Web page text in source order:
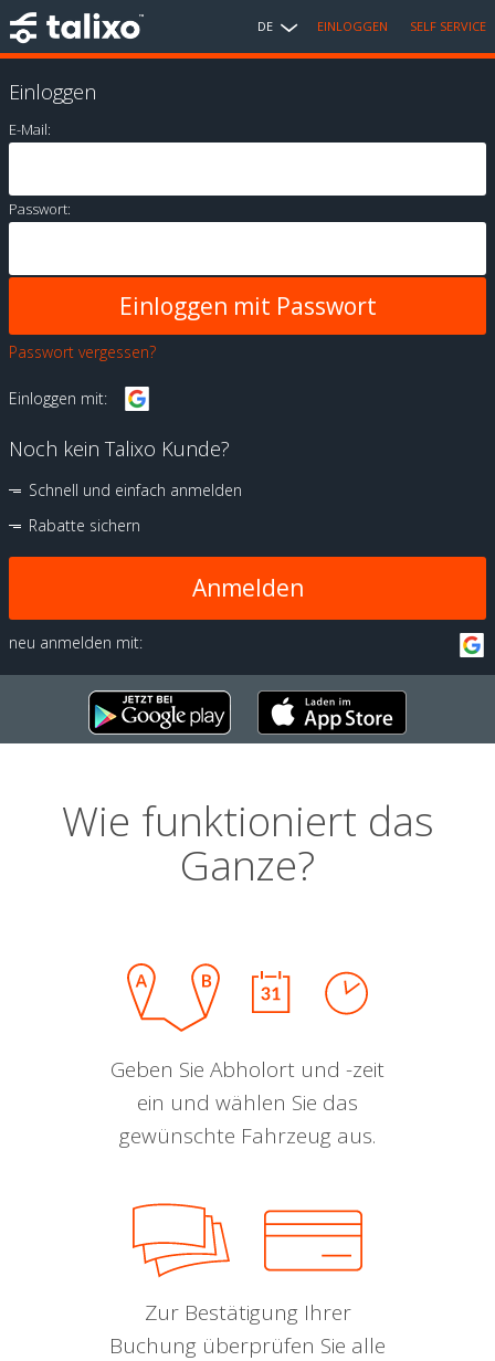
DE EINLOGGEN SELF SERVICE
Einloggen
E-Mail:
Passwort:
Passwort vergessen?
Einloggen mit:
Noch kein Talixo Kunde?
Schnell und einfach anmelden
Rabatte sichern
Anmelden
neu anmelden mit:
Wie funktioniert das
Ganze?
Geben Sie Abholort und -zeit
ein und wählen Sie das
gewünschte Fahrzeug aus.
Zur Bestätigung Ihrer
Buchung überprüfen Sie alle